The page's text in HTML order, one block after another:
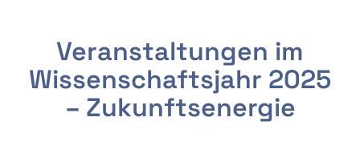
Veranstaltungen im
Wissenschaftsjahr 2025
– Zukunftsenergie